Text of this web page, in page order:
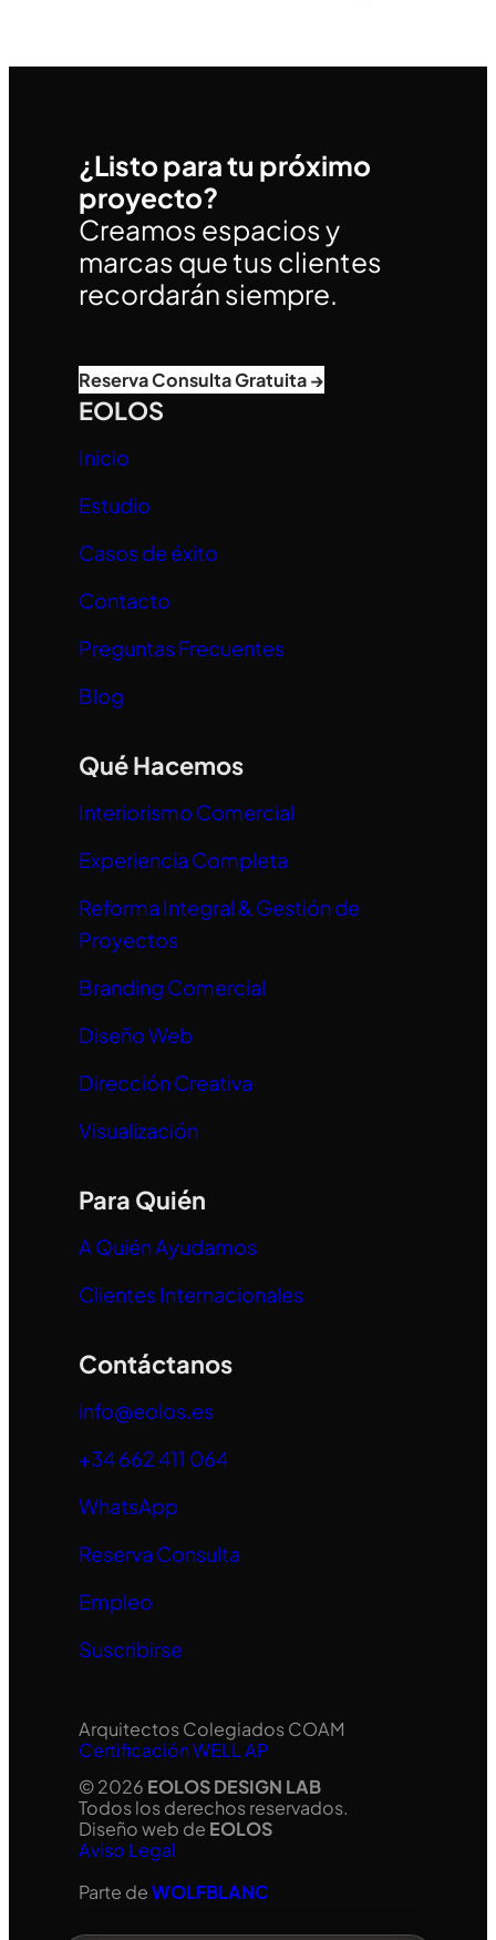
¿Listo para tu próximo
proyecto?
Creamos espacios y
marcas que tus clientes
recordarán siempre.
Reserva Consulta Gratuita →
EOLOS
Inicio
Estudio
Casos de éxito
Contacto
Preguntas Frecuentes
Blog
Qué Hacemos
Interiorismo Comercial
Experiencia Completa
Reforma Integral & Gestión de
Proyectos
Branding Comercial
Diseño Web
Dirección Creativa
Visualización
Para Quién
A Quién Ayudamos
Clientes Internacionales
Contáctanos
info@eolos.es
+34 662 411 064
WhatsApp
Reserva Consulta
Empleo
Suscribirse
Arquitectos Colegiados COAM
Certificación WELL AP
© 2026 EOLOS DESIGN LAB
Todos los derechos reservados.
Diseño web de EOLOS
Aviso Legal
Parte deWOLFBLANC